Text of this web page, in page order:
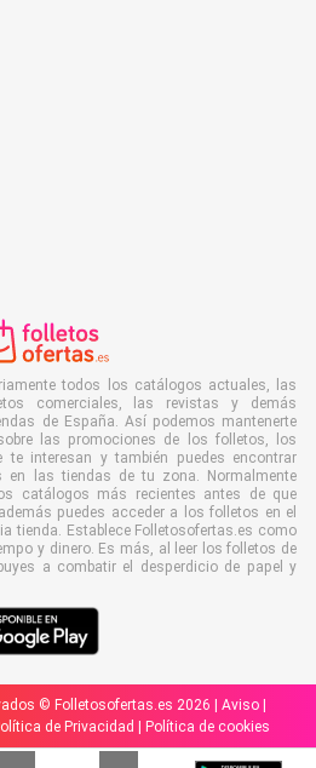
todos los catálogos actuales, las
comerciales, las revistas y demás
de España. Así podemos mantenerte
las promociones de los folletos, los
interesan y también puedes encontrar
en las tiendas de tu zona. Normalmente
catálogos más recientes antes de que
puedes acceder a los folletos en el
tienda. Establece Folletosofertas.es como
y dinero. Es más, al leer los folletos de
a combatir el desperdicio de papel y
© Folletosofertas.es 2026 | Aviso|
de Privacidad Política de cookies